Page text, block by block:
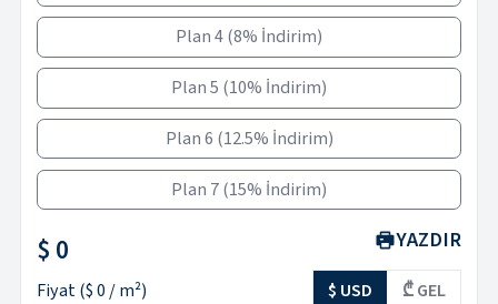
Plan 4(8% İndirim)
Plan 5 (10% İndirim)
Plan 6 ( 12.5% İndirim)
Plan 7(15% İndirim)
$ 0
Fiyat($ 0 / m²)
YAZDIR
$ USD ₾ GEL